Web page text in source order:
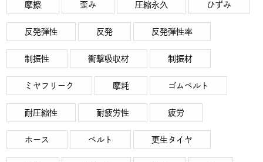
摩擦 歪み 圧縮永久 ひずみ
反発弾性 反発 反発弾性率
制振性 衝撃吸収材 制振材
ミヤフリーク 摩耗 ゴムベルト
耐圧縮性 耐疲労性 疲労
ホース ベルト 更生タイヤ